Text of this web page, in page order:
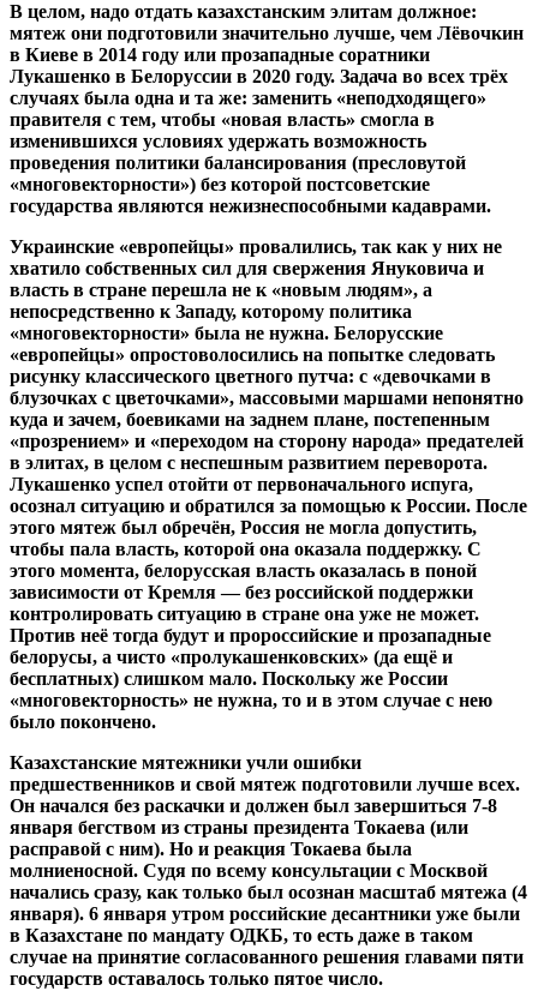
В целом, надо отдать казахстанским элитам должное:
мятеж они подготовили значительно лучше, чем Лёвочкин
в Киеве в 2014 году или прозападные соратники
Лукашенко в Белоруссии в 2020 году. Задача во всех трёх
случаях была одна и та же: заменить «неподходящего»
правителя с тем, чтобы «новая власть» смогла в
изменившихся условиях удержать возможность
проведения политики балансирования (пресловутой
«многовекторности») без которой постсоветские
государства являются нежизнеспособными кадаврами.
Украинские «европейцы» провалились, так как у них не
хватило собственных сил для свержения Януковича и
власть в стране перешла не к «новым людям», а
непосредственно к Западу, которому политика
«многовекторности» была не нужна. Белорусские
«европейцы» опростоволосились на попытке следовать
рисунку классического цветного путча: с «девочками в
блузочках с цветочками», массовыми маршами непонятно
куда и зачем, боевиками на заднем плане, постепенным
«прозрением» и «переходом на сторону народа» предателей
в элитах, в целом с неспешным развитием переворота.
Лукашенко успел отойти от первоначального испуга,
осознал ситуацию и обратился за помощью к России. После
этого мятеж был обречён, Россия не могла допустить,
чтобы пала власть, которой она оказала поддержку. С
этого момента, белорусская власть оказалась в поной
зависимости от Кремля — без российской поддержки
контролировать ситуацию в стране она уже не может.
Против неё тогда будут и пророссийские и прозападные
белорусы, а чисто «пролукашенковских» (да ещё и
бесплатных) слишком мало. Поскольку же России
«многовекторность» не нужна, то и в этом случае с нею
было покончено.
Казахстанские мятежники учли ошибки
предшественников и свой мятеж подготовили лучше всех.
Он начался без раскачки и должен был завершиться 7-8
января бегством из страны президента Токаева (или
расправой с ним). Но и реакция Токаева была
молниеносной. Судя по всему консультации с Москвой
начались сразу, как только был осознан масштаб мятежа (4
января). 6 января утром российские десантники уже были
в Казахстане по мандату ОДКБ, то есть даже в таком
случае на принятие согласованного решения главами пяти
государств оставалось только пятое число.